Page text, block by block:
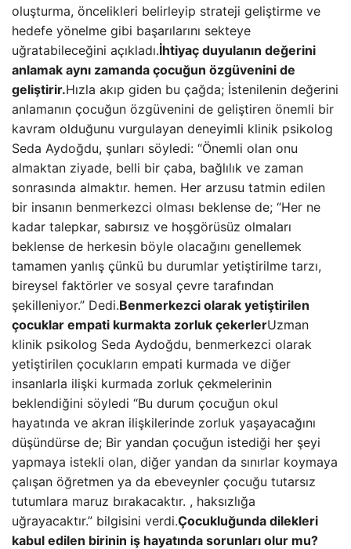
oluşturma, öncelikleri belirleyip strateji geliştirme ve
hedefe yönelme gibi başarılarını sekteye
uğratabileceğini açıkladı.İhtiyaç duyulanın değerini
anlamak aynı zamanda çocuğun özgüvenini de
geliştirir.Hızla akıp giden bu çağda; İstenilenin değerini
anlamanın çocuğun özgüvenini de geliştiren önemli bir
kavram olduğunu vurgulayan deneyimli klinik psikolog
Seda Aydoğdu, şunları söyledi: “Önemli olan onu
almaktan ziyade, belli bir çaba, bağlılık ve zaman
sonrasında almaktır. hemen. Her arzusu tatmin edilen
bir insanın benmerkezci olması beklense de; “Her ne
kadar talepkar, sabırsız ve hoşgörüsüz olmaları
beklense de herkesin böyle olacağını genellemek
tamamen yanlış çünkü bu durumlar yetiştirilme tarzı,
bireysel faktörler ve sosyal çevre tarafından
şekilleniyor.” Dedi.Benmerkezci olarak yetiştirilen
çocuklar empati kurmakta zorluk çekerlerUzman
klinik psikolog Seda Aydoğdu, benmerkezci olarak
yetiştirilen çocukların empati kurmada ve diğer
insanlarla ilişki kurmada zorluk çekmelerinin
beklendiğini söyledi “Bu durum çocuğun okul
hayatında ve akran ilişkilerinde zorluk yaşayacağını
düşündürse de; Bir yandan çocuğun istediği her şeyi
yapmaya istekli olan, diğer yandan da sınırlar koymaya
çalışan öğretmen ya da ebeveynler çocuğu tutarsız
tutumlara maruz bırakacaktır. , haksızlığa
uğrayacaktır.” bilgisini verdi.Çocukluğunda dilekleri
kabul edilen birinin iş hayatında sorunları olur mu?